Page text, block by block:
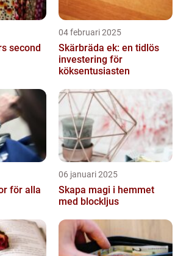
second
04 februari 2025
Skärbräda ek: en tidlös
investering för
köksentusiasten
för alla
06 januari 2025
Skapa magi i hemmet
med blockljus